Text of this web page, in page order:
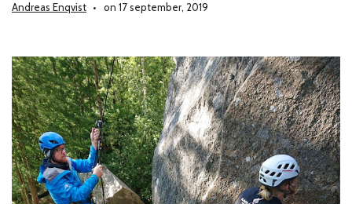
Andreas Enqvist on 17 september, 2019